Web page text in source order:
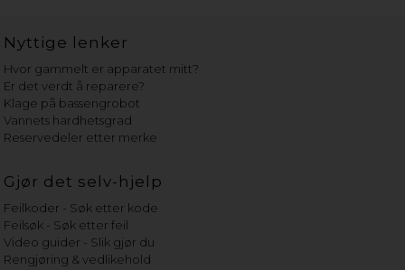
Nyttige lenker
Hvor gammelt er apparatet mitt?
Er det verdt å reparere?
Klage på bassengrobot
Vannets hardhetsgrad
Reservedeler etter merke
Gjør det selv-hjelp
Feilkoder - Søk etter kode
Feilsøk - Søk etter feil
Video guider - Slik gjør du
Rengjøring & vedlikehold